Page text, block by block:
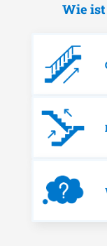
Wie ist